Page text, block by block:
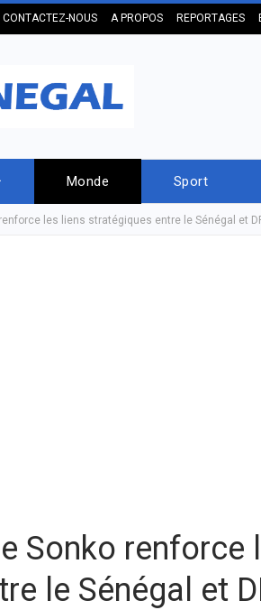
CONTACTEZ-NOUS A PROPOS REPORTAGES
Monde Sport
les liens stratégiques entre le Sénégal et
Sonko renforce
le Sénégal et